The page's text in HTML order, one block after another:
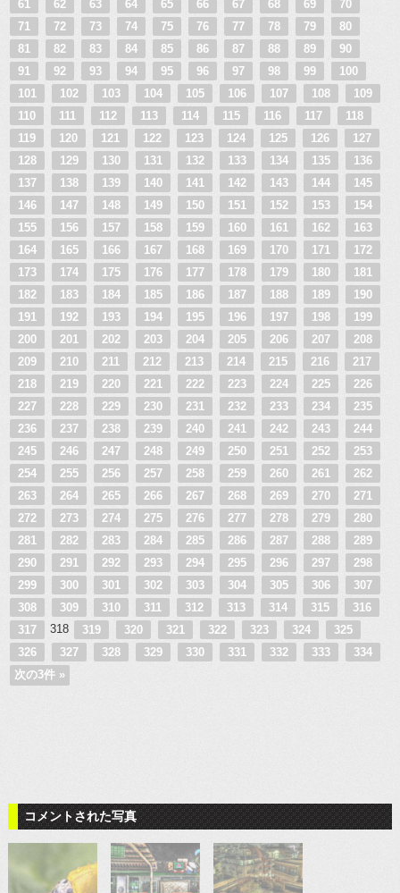
61
62 63 64 65 66 67 68 69
70
71
72 73 74 75 76 77 78 79
80
81
82 83 84 85 86 87 88 89
90
91
92 93 94 95 96 97 98 99
100
101
102 103 104 105 106 107 108
109
110
111 112 113 114 115 116 117
118
119
120 121 122 123 124 125 126
127
128
129 130 131 132 133 134 135
136
137
138 139 140 141 142 143 144
145
146
147 148 149 150 151 152 153
154
155
156 157 158 159 160 161 162
163
164
165 166 167 168 169 170 171
172
173
174 175 176 177 178 179 180
181
182
183 184 185 186 187 188 189
190
191
192 193 194 195 196 197 198
199
200
201 202 203 204 205 206 207
208
209
210 211 212 213 214 215 216
217
218
219 220 221 222 223 224 225
226
227
228 229 230 231 232 233 234
235
236
237 238 239 240 241 242 243
244
245
246 247 248 249 250 251 252
253
254
255 256 257 258 259 260 261
262
263
264 265 266 267 268 269 270
271
272
273 274 275 276 277 278 279
280
281
282 283 284 285 286 287 288
289
290
291 292 293 294 295 296 297
298
299
300 301 302 303 304 305 306
307
308
309 310 311 312 313 314 315
316
317
318 319 320 321 322 323 324
325
326
327 328 329 330 331 332 333
334
次の3件 »
コメントされた写真